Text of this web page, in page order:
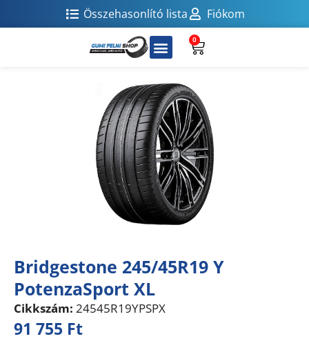
Összehasonlító lista Fiókom
0
Bridgestone 245/45R19 Y
PotenzaSport XL
Cikkszám: 24545R19YPSPX
91 755 Ft